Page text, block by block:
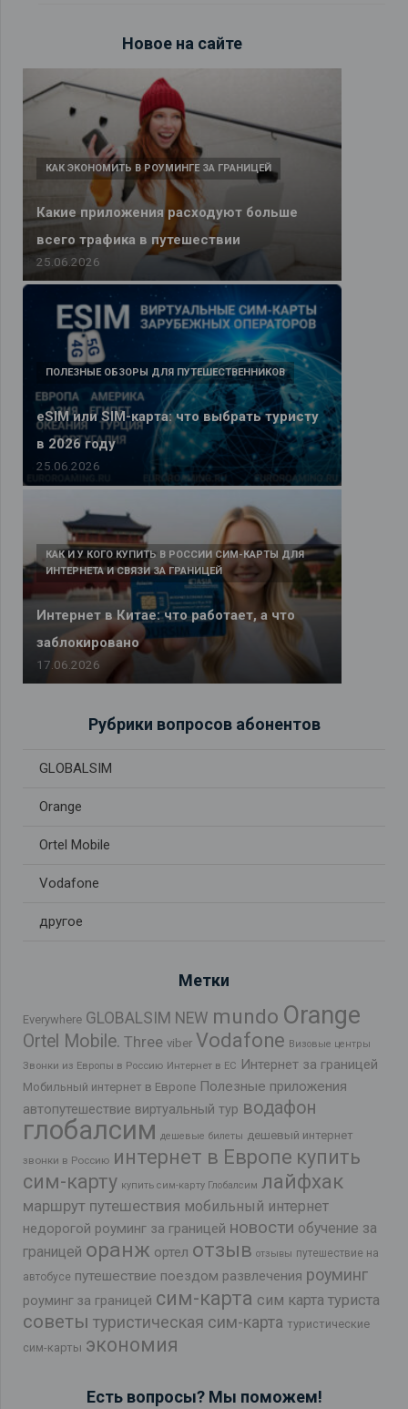
Новое на сайте
Какие приложения расходуют больше
всего трафика в путешествии
КАК ЭКОНОМИТЬ В РОУМИНГЕ ЗА ГРАНИЦЕЙ
25.06.2026
eSIM или SIM-карта: что выбрать туристу
в 2026 году
ПОЛЕЗНЫЕ ОБЗОРЫ ДЛЯ ПУТЕШЕСТВЕННИКОВ
25.06.2026
Интернет в Китае: что работает, а что
заблокировано
КАК И У КОГО КУПИТЬ В РОССИИ СИМ-КАРТЫ ДЛЯ
ИНТЕРНЕТА И СВЯЗИ ЗА ГРАНИЦЕЙ
17.06.2026
Рубрики вопросов абонентов
GLOBALSIM
Orange
Ortel Mobile
Vodafone
другое
Метки
Everywhere GLOBALSIM NEW mundo Orange
Ortel Mobile. Three viber Vodafone Визовые центры
Звонки из Европы в Россию Интернет в ЕС Интернет за границей
Мобильный интернет в Европе Полезные приложения
автопутешествие виртуальный тур водафон
глобалсим дешевые билеты дешевый интернет
звонки в Россию интернет в Европе купить
сим-карту купить сим-карту Глобалсим лайфхак
маршрут путешествия мобильный интернет
недорогой роуминг за границей новости обучение за
границей оранж ортел отзыв отзывы путешествие на
автобусе путешествие поездом развлечения роуминг
роуминг за границей сим-карта сим карта туриста
советы туристическая сим-карта туристические
сим-карты экономия
Есть вопросы? Мы поможем!